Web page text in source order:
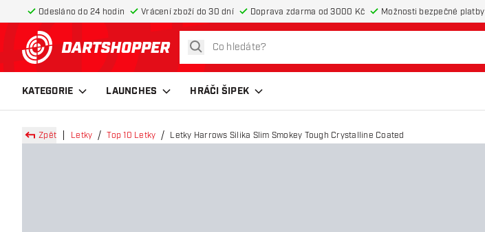
Odesláno do 24 hodin Vrácení zboží do 30 dní Doprava zdarma od 3000 Kč Možnosti bezpečné platby
Zpět na hlavní stránku
hledat
KATEGORIE LAUNCHES HRÁČI ŠIPEK
Zpět Letky Top 10 Letky Letky Harrows Silika Slim Smokey Tough Crystalline Coated